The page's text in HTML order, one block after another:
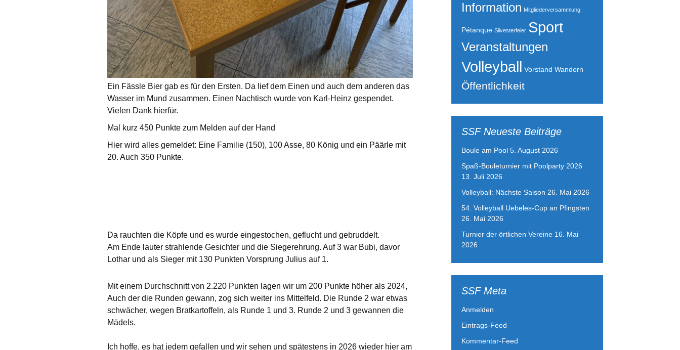
Ein Fässle Bier gab es für den Ersten. Da lief dem Einen und auch dem anderen das
Wasser im Mund zusammen. Einen Nachtisch wurde von Karl-Heinz gespendet.
Vielen Dank hierfür.
Mal kurz 450 Punkte zum Melden auf der Hand
Hier wird alles gemeldet: Eine Familie (150), 100 Asse, 80 König und ein Päärle mit
20. Auch 350 Punkte.
Da rauchten die Köpfe und es wurde eingestochen, geflucht und gebruddelt.
Am Ende lauter strahlende Gesichter und die Siegerehrung. Auf 3 war Bubi, davor
Lothar und als Sieger mit 130 Punkten Vorsprung Julius auf 1.
Mit einem Durchschnitt von 2.220 Punkten lagen wir um 200 Punkte höher als 2024,
Auch der die Runden gewann, zog sich weiter ins Mittelfeld. Die Runde 2 war etwas
schwächer, wegen Bratkartoffeln, als Runde 1 und 3. Runde 2 und 3 gewannen die
Mädels.
Ich hoffe, es hat jedem gefallen und wir sehen und spätestens in 2026 wieder hier am
Information Mitgliederversammlung
Pétanque Silvesterfeier Sport
Veranstaltungen
Volleyball Vorstand Wandern
Öffentlichkeit
SSF Neueste Beiträge
Boule am Pool 5. August 2026
Spaß-Bouleturnier mit Poolparty 2026
13. Juli 2026
Volleyball: Nächste Saison 26. Mai 2026
54. Volleyball Uebeles-Cup an Pfingsten
26. Mai 2026
Turnier der örtlichen Vereine 16. Mai
2026
SSF Meta
Anmelden
Eintrags-Feed
Kommentar-Feed